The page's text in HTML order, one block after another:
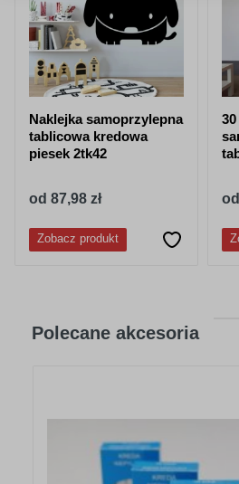
Naklejka samoprzylepna
tablicowa kredowa
piesek 2tk42
od 87,98 zł
Zobacz produkt
Polecane akcesoria